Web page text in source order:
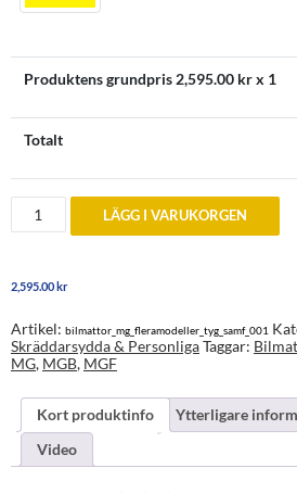
Produktens grundpris 2,595.00 kr x 1
Totalt
MG
Bilmattor
-
personliga
LÄGG I VARUKORGEN
2,595.00kr
Artikel: bilmattor_mg_fleramodeller_tyg_samf_001
Skräddarsydda & PersonligaTaggar:
MG, MGB, MGF
Kort produktinfo Ytterligare
Video